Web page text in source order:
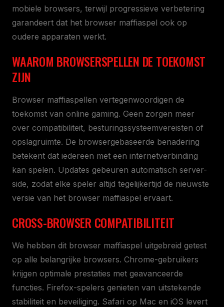
mobiele browsers, terwijl progressieve verbetering
garandeert dat het browser maffiaspel ook op
oudere apparaten werkt.
WAAROM BROWSERSPELLEN DE TOEKOMST
ZIJN
Browser maffiaspellen vertegenwoordigen de
toekomst van online gaming. Geen zorgen meer
over compatibiliteit, besturingssysteemvereisten of
opslagruimte. De browsergebaseerde benadering
betekent dat iedereen met een internetverbinding
kan spelen. Updates gebeuren automatisch server-
side, zodat elke speler altijd tegelijkertijd de nieuwste
versie van het browser maffiaspel ervaart.
CROSS-BROWSER COMPATIBILITEIT
We hebben dit browser maffiaspel uitgebreid getest
op alle belangrijke browsers. Chrome-gebruikers
krijgen optimale prestaties met geavanceerde
functies. Firefox-spelers genieten van uitstekende
stabiliteit en beveiliging. Safari op Mac en iOS levert